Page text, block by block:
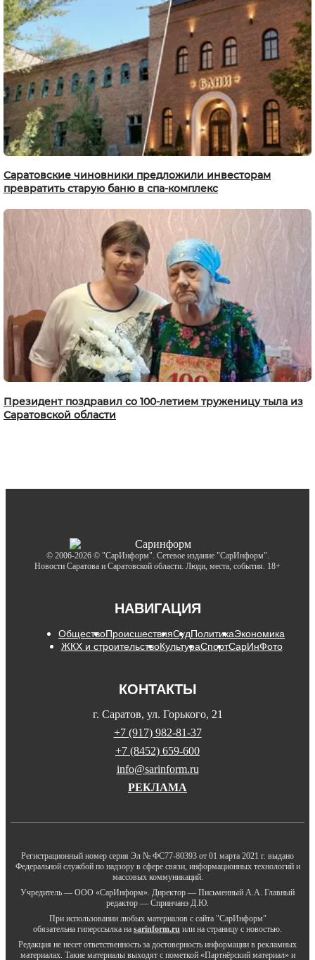
Саратовские чиновники предложили инвесторам
превратить старую баню в спа-комплекс
Президент поздравил со 100-летием труженицу тыла из
Саратовской области
© 2006-2026 © "СарИнформ". Сетевое издание "СарИнформ".
Новости Саратова и Саратовской области. Люди, места, события. 18+
НАВИГАЦИЯ
ОбществоПроисшествияСудПолитикаЭкономика
ЖКХ и строительствоКультураСпортСарИнФото
КОНТАКТЫ
г. Саратов, ул. Горького, 21
+7 (917) 982-81-37
+7 (8452) 659-600
info@sarinform.ru
РЕКЛАМА
Регистрационный номер серия Эл № ФС77-80393 от 01 марта 2021 г. выдано
Федеральной службой по надзору в сфере связи, информационных технологий и
массовых коммуникаций.
Учредитель — ООО «СарИнформ». Директор — Письменный А.А. Главный
редактор — Спринчанэ Д.Ю.
При использовании любых материалов с сайта "СарИнформ"
обязательна гиперссылка на sarinform.ru или на страницу с новостью.
Редакция не несет ответственность за достоверность информации в рекламных
материалах. Такие материалы выходят с пометкой «Партнёрский материал» и